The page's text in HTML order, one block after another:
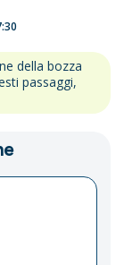
della bozza
passaggi,